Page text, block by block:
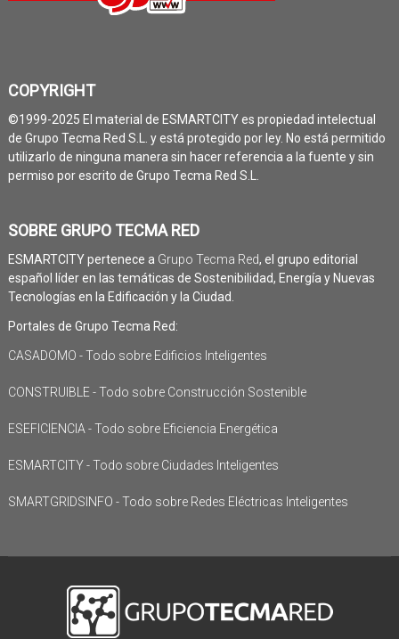
COPYRIGHT
©1999-2025 El material de ESMARTCITY es propiedad intelectual
de Grupo Tecma Red S.L. y está protegido por ley. No está permitido
utilizarlo de ninguna manera sin hacer referencia a la fuente y sin
permiso por escrito de Grupo Tecma Red S.L.
SOBRE GRUPO TECMA RED
ESMARTCITY pertenece a Grupo Tecma Red, el grupo editorial
español líder en las temáticas de Sostenibilidad, Energía y Nuevas
Tecnologías en la Edificación y la Ciudad.
Portales de Grupo Tecma Red:
CASADOMO - Todo sobre Edificios Inteligentes
CONSTRUIBLE - Todo sobre Construcción Sostenible
ESEFICIENCIA - Todo sobre Eficiencia Energética
ESMARTCITY - Todo sobre Ciudades Inteligentes
SMARTGRIDSINFO - Todo sobre Redes Eléctricas Inteligentes